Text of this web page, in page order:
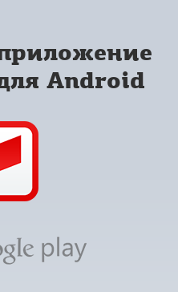
Android